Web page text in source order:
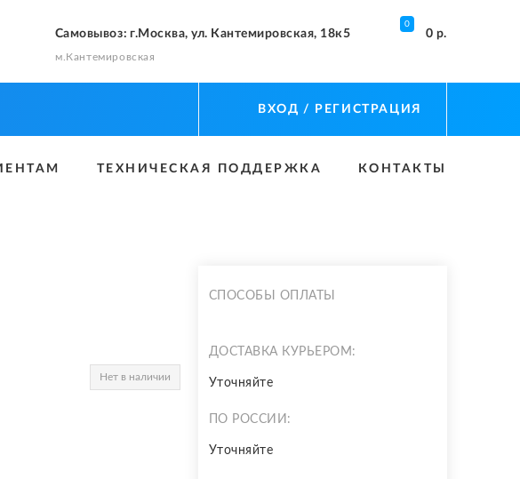
Самовывоз: г.Москва, ул. Кантемировская, 18к5
м.Кантемировская
0
0 р.
ВХОД/ РЕГИСТРАЦИЯ
ТЕХНИЧЕСКАЯ ПОДДЕРЖКА КОНТАКТЫ
Нет в наличии
СПОСОБЫ ОПЛАТЫ
ДОСТАВКА КУРЬЕРОМ:
Уточняйте
ПО РОССИИ:
Уточняйте